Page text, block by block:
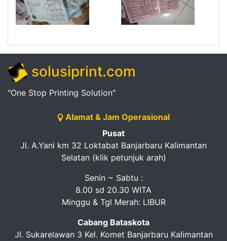
solusiprint.com
"One Stop Printing Solution"
Alamat & Jam Operasional
Pusat
Jl. A.Yani km 32 Loktabat Banjarbaru Kalimantan
Selatan (klik petunjuk arah)
Senin ~ Sabtu :
8.00 sd 20.30 WITA
Minggu & Tgl Merah: LIBUR
Cabang Bataskota
Jl. Sukarelawan 3 Kel. Komet Banjarbaru Kalimantan